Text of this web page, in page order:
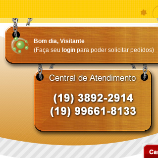
Bom dia, Visitante
(Faça seu login para poder solicitar pedidos)